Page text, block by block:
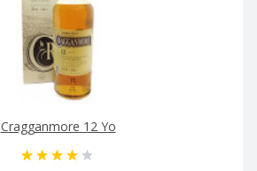
Cragganmore 12 Yo